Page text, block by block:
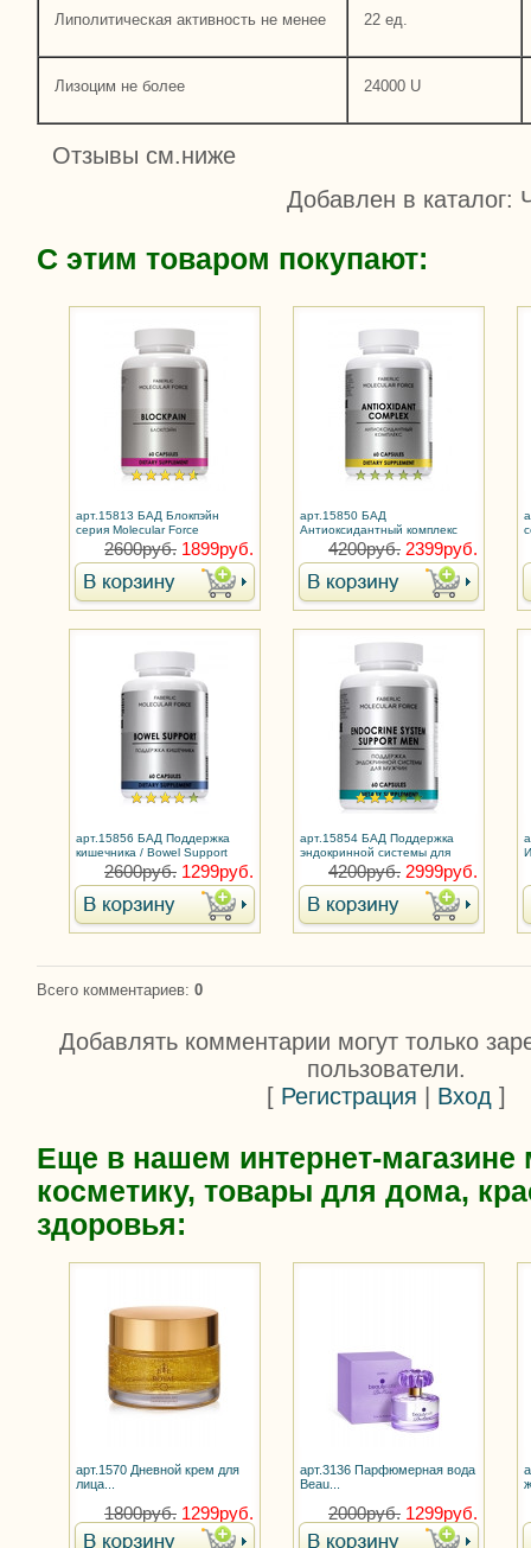
Липолитическая активность не менее 22 ед.
Лизоцим не более 24000 U
Отзывы см.ниже
Добавлен в каталог:
С этим товаром покупают:
арт.15813 БАД Блокпэйн
серия Molecular Force
2600руб. 1899руб.
арт.15850 БАД
Антиоксидантный комплекс
серия Molecular Force
4200руб. 2399руб.
арт.15856 БАД Поддержка
кишечника / Bowel Support
серия Molecular Force
2600руб. 1299руб.
арт.15854 БАД Поддержка
эндокринной системы для
мужчин серия Molecular Force
4200руб. 2999руб.
Всего комментариев: 0
Добавлять комментарии могут только
пользователи.
[ Регистрация | Вход ]
Еще в нашем интернет-магазине
косметику, товары для дома,
здоровья:
арт.1570 Дневной крем для
лица...
1800руб. 1299руб.
арт.3136 Парфюмерная вода
Beau...
2000руб. 1299руб.